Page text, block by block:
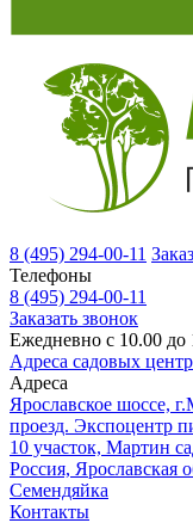
8 (495) 294-00-11
Телефоны
8 (495) 294-00-11
Заказать звонок
Ежедневно с 10.00 до
Адреса садовых
Адреса
Ярославское шоссе,
проезд. Экспоцентр
10 участок, Мартин
Россия, Ярославская
Семендяйка
Контакты